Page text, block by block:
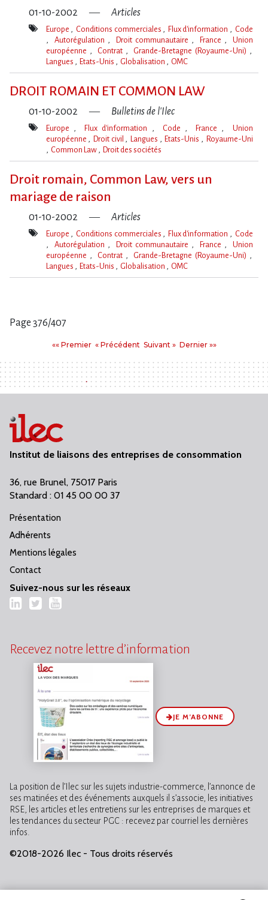
01-10-2002 Articles
Mot(s)-
Europe Conditions commerciales Flux d'information
Code
Autorégulation
Droit communautaire France
Union
européenne
Contrat
Grande-Bretagne (Royaume-Uni)
Langues
Etats-Unis Globalisation OMC
DROIT ROMAIN ET COMMON LAW
01-10-2002 Bulletins de l'Ilec
Mot(s)-
Europe Flux d'information Code France
Union
européenne
Droit civil Langues Etats-Unis
Royaume-Uni
Common Law
Droit des sociétés
Droit romain, Common Law, vers un
mariage de raison
01-10-2002 Articles
Mot(s)-
Europe Conditions commerciales Flux d'information
Code
Autorégulation
Droit communautaire France
Union
européenne
Contrat
Grande-Bretagne (Royaume-Uni)
Langues
Etats-Unis Globalisation OMC
Page 376/407
«« PremierPremier
« PrécédentPrécédent
Suivant
Suivant » Dernier
Dernier »»
Institut de liaisons des entreprises de consommation
36, rue Brunel, 75017 Paris
Standard : 01 45 00 00 37
Présentation
Adhérents
Mentions légales
Contact
Suivez-nous sur les réseaux
LinkedIn
TwitterYouTube
Recevez notre lettre d’information
JE M’ABONNE
La position de l’Ilec sur les sujets industrie-commerce, l’annonce de
ses matinées et des événements auxquels il s’associe, les initiatives
RSE, les articles et les entretiens sur les entreprises de marques et
les tendances du secteur PGC : recevez par courriel les dernières
infos.
©2018-2026 Ilec - Tous droits réservés